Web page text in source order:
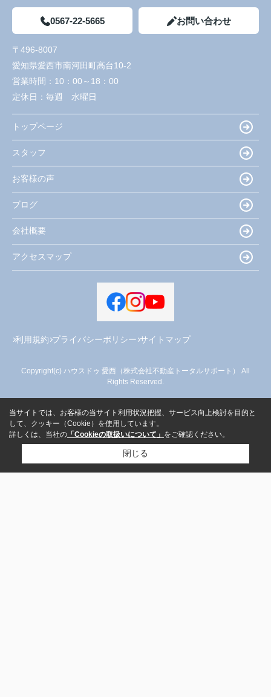
0567-22-5665 お問い合わせ
〒496-8007
愛知県愛西市南河田町高台10-2
営業時間： 10：00～18：00
定休日： 毎週 水曜日
トップページ
スタッフ
お客様の声
ブログ
会社概要
アクセスマップ
利用規約 プライバシーポリシー サイトマップ
Copyright(c) ハウスドゥ 愛西（株式会社不動産トータルサポート） All
Rights Reserved.
当サイトでは、お客様の当サイト利用状況把握、サービス向上検討を目的と
して、クッキー（Cookie）を使用しています。
詳しくは、当社の 「Cookieの取扱いについて」 をご確認ください。
閉じる